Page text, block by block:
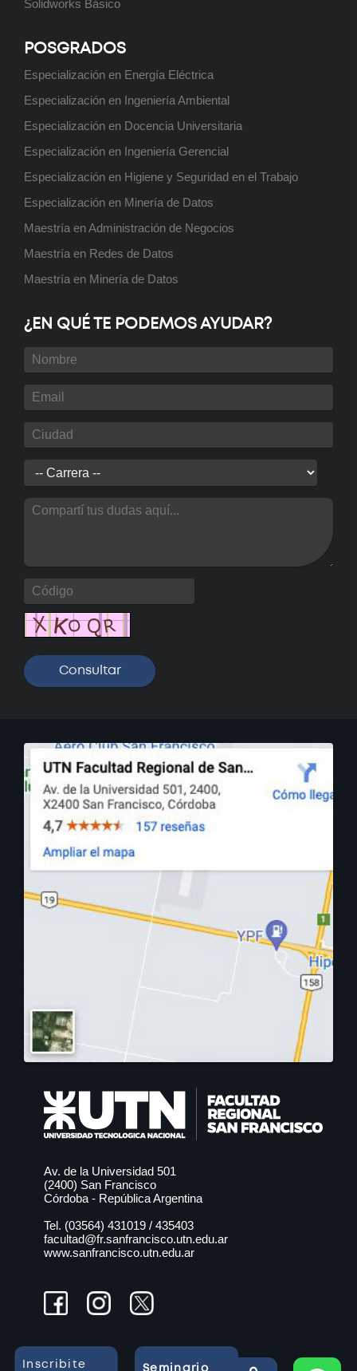
Inscribite Seminario
Posgrado: Especialización en
Higiene y Seguridad en el Trabajo
Próximamente
Ingeniería Ambiental
Tecnicatura Universitaria en
Programación
Próximamente
Posgrado: Especialización en
Posgrado: Maestría en Redes de
Próximamente
Curso: Instalador de Aire Split
Próximamente
Curso: Solidworks Básico
Solidworks Básico
POSGRADOS
Especialización en Energía Eléctrica
Especialización en Ingeniería Ambiental
Especialización en Docencia Universitaria
Especialización en Ingeniería Gerencial
Especialización en Higiene y Seguridad en el Trabajo
Especialización en Minería de Datos
Maestría en Administración de Negocios
Maestría en Redes de Datos
Maestría en Minería de Datos
¿EN QUÉ TE PODEMOS AYUDAR?
Av. de la Universidad 501
(2400) San Francisco
Córdoba - República Argentina
Tel. (03564) 431019 / 435403
facultad@fr.sanfrancisco.utn.edu.ar
www.sanfrancisco.utn.edu.ar